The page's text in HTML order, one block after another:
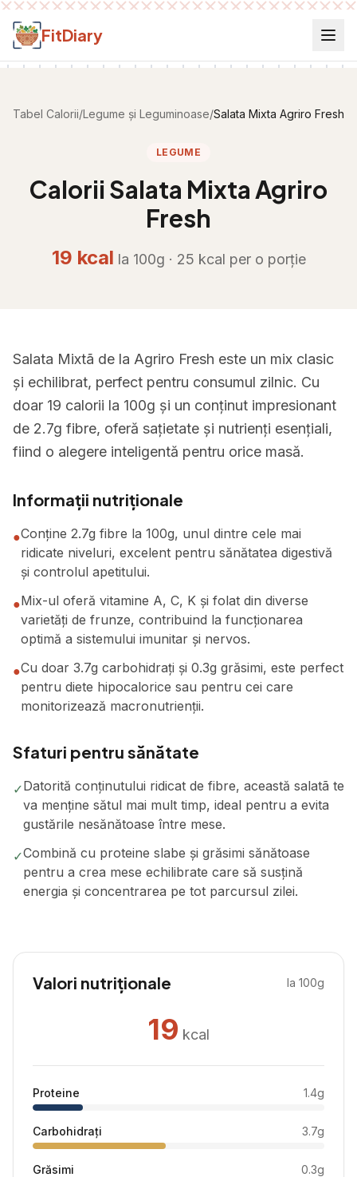
Salt la conținut
FitDiary
Tabel Calorii/Legume și Leguminoase/Salata Mixta Agriro Fresh
LEGUME
Calorii Salata Mixta Agriro
Fresh
19 kcal la 100g · 25 kcal per o porție
Salata Mixtã de la Agriro Fresh este un mix clasic
și echilibrat, perfect pentru consumul zilnic. Cu
doar 19 calorii la 100g și un conținut impresionant
de 2.7g fibre, oferă sațietate și nutrienți esențiali,
fiind o alegere inteligentă pentru orice masă.
Informații nutriționale
●Conține 2.7g fibre la 100g, unul dintre cele mai
ridicate niveluri, excelent pentru sănătatea digestivă
și controlul apetitului.
●Mix-ul oferă vitamine A, C, K și folat din diverse
varietăți de frunze, contribuind la funcționarea
optimă a sistemului imunitar și nervos.
●Cu doar 3.7g carbohidrați și 0.3g grăsimi, este perfect
pentru diete hipocalorice sau pentru cei care
monitorizează macronutrienții.
Sfaturi pentru sănătate
✓Datorită conținutului ridicat de fibre, această salatã te
va menține sătul mai mult timp, ideal pentru a evita
gustările nesănătoase între mese.
✓Combină cu proteine slabe și grăsimi sănătoase
pentru a crea mese echilibrate care să susțină
energia și concentrarea pe tot parcursul zilei.
Valori nutriționale la 100g
19 kcal
Proteine 1.4g
Carbohidrați 3.7g
Grăsimi 0.3g